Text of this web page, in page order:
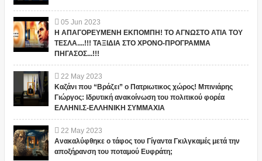
05 Jun 2023
Η ΑΠΑΓΟΡΕΥΜΕΝΗ ΕΚΠΟΜΠΗ! ΤΟ ΑΓΝΩΣΤΟ ΑΤΙΑ ΤΟΥ
ΤΕΣΛΑ....!!! ΤΑΞΙΔΙΑ ΣΤΟ ΧΡΟΝΟ-ΠΡΟΓΡΑΜΜΑ
ΠΗΓΑΣΟΣ...!!!
22 May 2023
Καζάνι που “Βράζει” ο Πατριωτικος χώρος! Μπινιάρης
Γιώργος: Ιδρυτική ανακοίνωση του πολιτικού φορέα
ΕΛΛΗΝΙ.Σ-ΕΛΛΗΝΙΚΗ ΣΥΜΜΑΧΙΑ
22 May 2023
Ανακαλύφθηκε ο τάφος του Γίγαντα Γκιλγκαμές μετά την
αποξήρανση του ποταμού Ευφράτη;